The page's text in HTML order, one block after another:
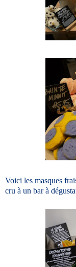
Voici les masques
cru à un bar à